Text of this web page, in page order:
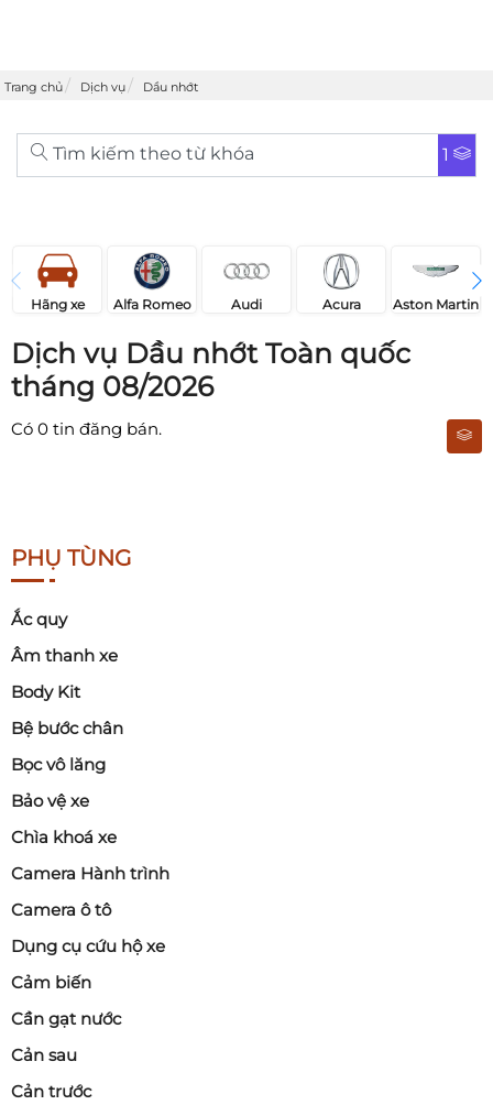
Trang chủ Dịch vụ Dầu nhớt
Tìm kiếm theo từ khóa 1
Hãng xe Alfa Romeo Audi Acura Aston Martin
Dịch vụ Dầu nhớt Toàn quốc
tháng 08/2026
Có 0 tin đăng bán.
PHỤ TÙNG
Ắc quy
Âm thanh xe
Body Kit
Bệ bước chân
Bọc vô lăng
Bảo vệ xe
Chìa khoá xe
Camera Hành trình
Camera ô tô
Dụng cụ cứu hộ xe
Cảm biến
Cần gạt nước
Cản sau
Cản trước